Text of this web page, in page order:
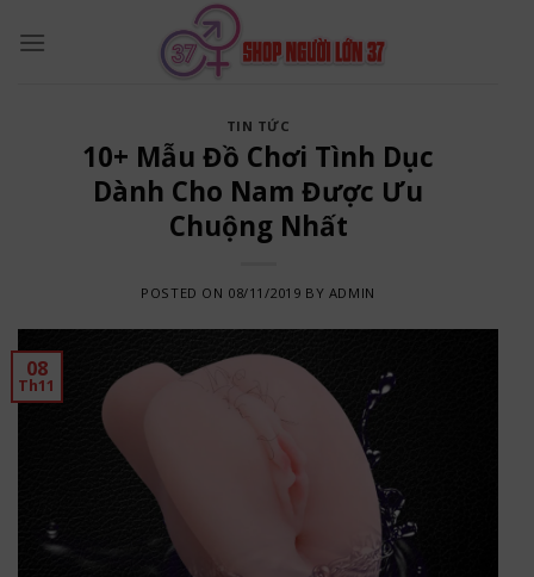
TIN TỨC
10+ Mẫu Đồ Chơi Tình Dục
Dành Cho Nam Được Ưu
Chuộng Nhất
POSTED ON 08/11/2019 BY ADMIN
08
Th11